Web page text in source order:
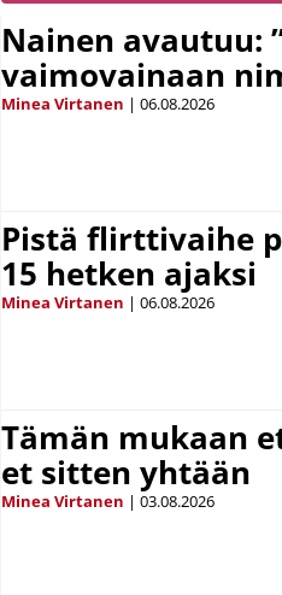
Nainen avautuu:
vaimovainaan
Minea Virtanen | 06.08.2026
Pistä flirttivaihe
15 hetken ajaksi
Minea Virtanen | 06.08.2026
Tämän mukaan
et sitten yhtään
Minea Virtanen | 03.08.2026